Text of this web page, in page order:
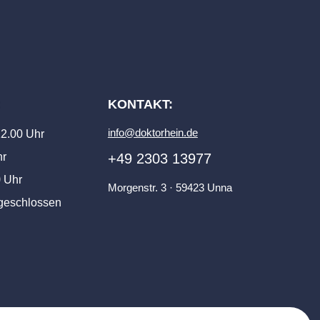
Uhr
Uhr
KONTAKT:
Morgenstr. 3 · 59423 Unna
+49 2303 13977
info@doktorhein.de